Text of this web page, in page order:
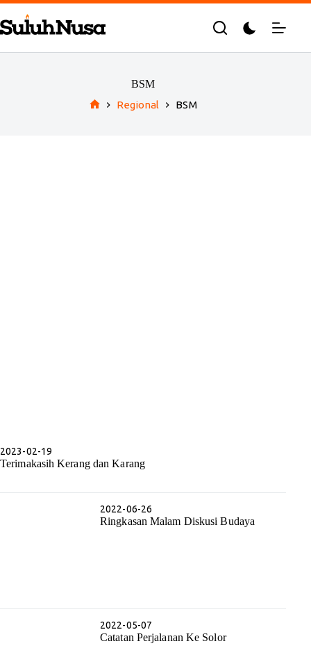
Skip
to
content
BSM
Regional BSM
2023-02-19
Terimakasih Kerang dan Karang
2022-06-26
Ringkasan Malam Diskusi Budaya
2022-05-07
Catatan Perjalanan Ke Solor